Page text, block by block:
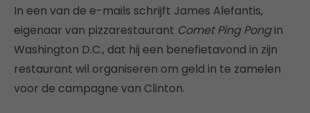
In een van de e-mails schrijft James Alefantis,
eigenaar van pizzarestaurant Comet Ping Pongin
Washington D.C., dat hij een benefietavond in zijn
restaurant wil organiseren om geld in te zamelen
voor de campagne van Clinton.